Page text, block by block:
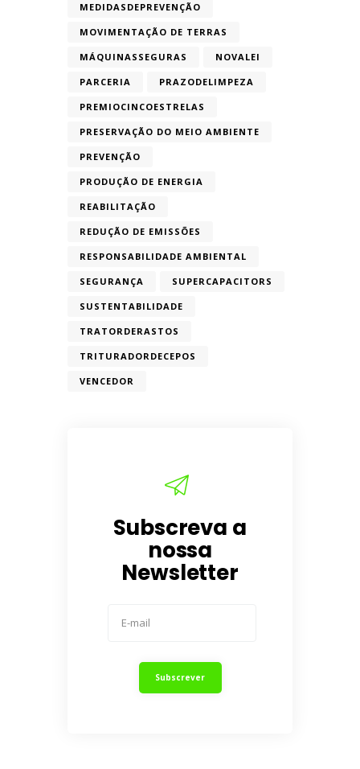
MEDIDASDEPREVENÇÃO
MOVIMENTAÇÃO DE TERRAS
MÁQUINASSEGURAS NOVALEI
PARCERIA PRAZODELIMPEZA
PREMIOCINCOESTRELAS
PRESERVAÇÃO DO MEIO AMBIENTE
PREVENÇÃO
PRODUÇÃO DE ENERGIA
REABILITAÇÃO
REDUÇÃO DE EMISSÕES
RESPONSABILIDADE AMBIENTAL
SEGURANÇA SUPERCAPACITORS
SUSTENTABILIDADE
TRATORDERASTOS
TRITURADORDECEPOS
VENCEDOR
Subscreva a
nossa
Newsletter